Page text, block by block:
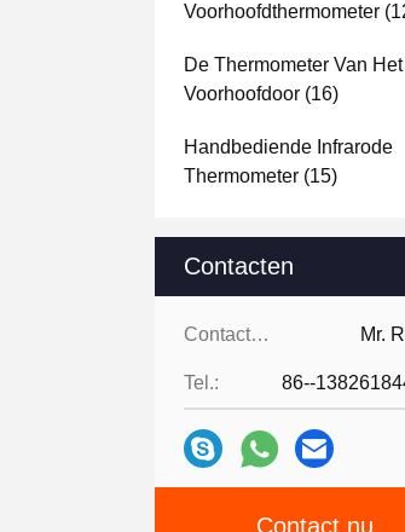
Voorhoofdthermometer
De Thermometer Van Het
Voorhoofdoor (16)
Handbediende Infrarode
Thermometer (15)
Contacten
Contacten: Mr.
Tel.: 86--
Contact nu